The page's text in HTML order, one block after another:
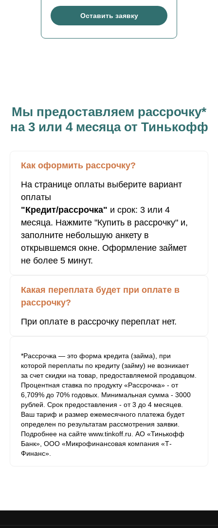
Оставить заявку
Мы предоставляем рассрочку*
на 3 или 4 месяца от Тинькофф
Как оформить рассрочку?
На странице оплаты выберите вариант
оплаты
"Кредит/рассрочка" и срок: 3 или 4
месяца. Нажмите "Купить в рассрочку" и,
заполните небольшую анкету в
открывшемся окне. Оформление займет
не более 5 минут.
Какая переплата будет при оплате в
рассрочку?
При оплате в рассрочку переплат нет.
*Рассрочка — это форма кредита (займа), при
которой переплаты по кредиту (займу) не возникает
за счет скидки на товар, предоставляемой продавцом.
Процентная ставка по продукту «Рассрочка» - от
6,709% до 70% годовых. Минимальная сумма - 3000
рублей. Срок предоставления - от 3 до 4 месяцев.
Ваш тариф и размер ежемесячного платежа будет
определен по результатам рассмотрения заявки.
Подробнее на сайте www.tinkoff.ru. АО «Тинькофф
Банк», ООО «Микрофинансовая компания «Т-
Финанс».